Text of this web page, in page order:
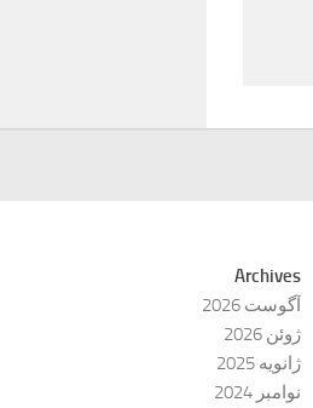
Archives
آگوست 2026
ژوئن 2026
ژانویه 2025
نوامبر 2024